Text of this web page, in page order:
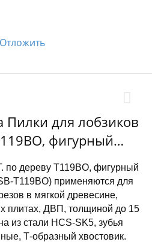
Отложить
Пилки для лобзиков
фигурный
(AJSB-T119BO)
по дереву T119BO, фигурный
T119BO) применяются для
в мягкой древесине,
плитах, ДВП, толщиной до 15
из стали HCS-SK5, зубья
Т-образный хвостовик.